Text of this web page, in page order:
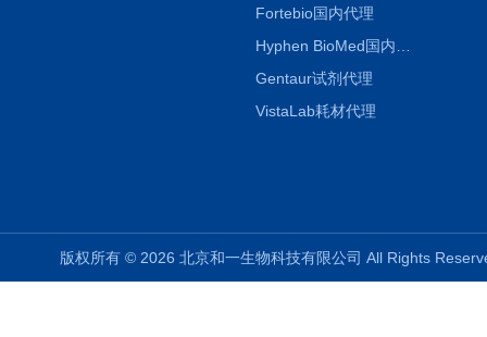
Fortebio国内代理
Gentaur试剂代理
VistaLab耗材代理
版权所有 © 2026 北京和一生物科技有限公司 All Rights